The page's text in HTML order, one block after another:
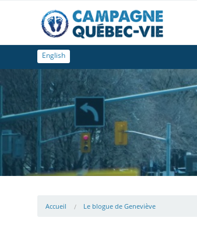
English
Accueil Le blogue de Geneviève